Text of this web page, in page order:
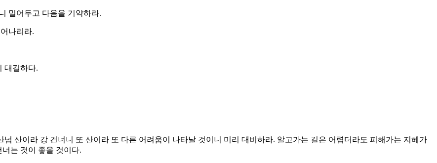
밀어두고 다음을 기약하라.
나리라.
대길하다.
산이라 강 건너니 또 산이라 또 다른 어려움이 나타날 것이니 미리 대비하라. 알고가는 길은 어렵더라도 피해가는 지혜가
는 것이 좋을 것이다.